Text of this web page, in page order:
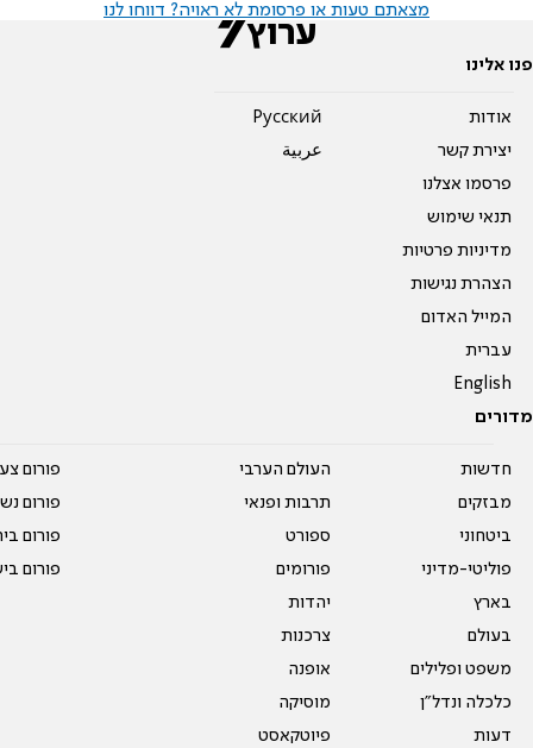
מצאתם טעות או פרסומת לא ראויה? דווחו לנו
פנו אלינו
אודות
יצירת קשר
פרסמו אצלנו
תנאי שימוש
מדיניות פרטיות
הצהרת נגישות
המייל האדום
עברית
English
Pусский
عربية
מדורים
חדשות
מבזקים
ביטחוני
פוליטי-מדיני
בארץ
בעולם
משפט ופלילים
כלכלה ונדל"ן
דעות
העולם הערבי
תרבות ופנאי
ספורט
פורומים
יהדות
צרכנות
אופנה
מוסיקה
פיוטקאסט
פורום
פורום
פורום
פורום